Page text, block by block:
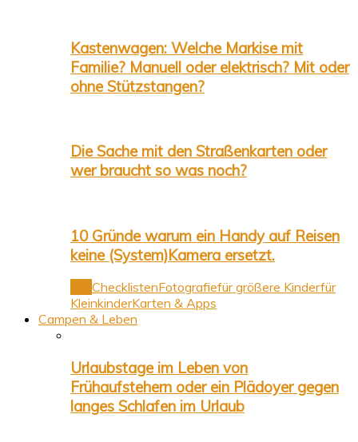
Kastenwagen: Welche Markise mit
Familie? Manuell oder elektrisch? Mit oder
ohne Stützstangen?
Die Sache mit den Straßenkarten oder
wer braucht so was noch?
10 Gründe warum ein Handy auf Reisen
keine (System)Kamera ersetzt.
ChecklistenFotografiefür größere Kinderfür
KleinkinderKarten & Apps
Campen & Leben
Urlaubstage im Leben von
Frühaufstehern oder ein Plädoyer gegen
langes Schlafen im Urlaub